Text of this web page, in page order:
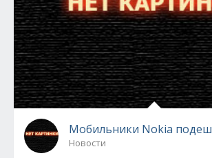
Мобильники Nokia
Новости